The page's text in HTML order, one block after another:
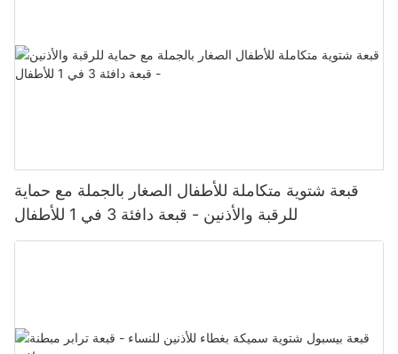
قبعة شتوية متكاملة للأطفال الصغار بالجملة مع حماية
للرقبة والأذنين - قبعة دافئة 3 في 1 للأطفال